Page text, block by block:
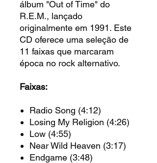
álbum "Out of Time" do
R.E.M., lançado
originalmente em 1991. Este
CD oferece uma seleção de
11 faixas que marcaram
época no rock alternativo.
Faixas:
Radio Song (4:12)
Losing My Religion (4:26)
Low (4:55)
Near Wild Heaven (3:17)
Endgame (3:48)